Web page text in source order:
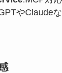
やClaude